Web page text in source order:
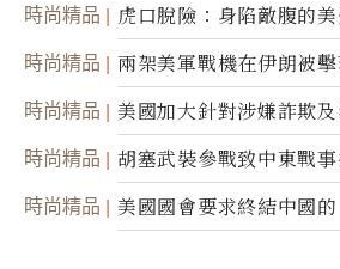
時尚精品 虎口脫險：身陷敵腹的
時尚精品
兩架美軍戰機在伊朗被
蹤
時尚精品
美國加大針對涉嫌詐欺
民權力度
時尚精品
胡塞武裝參戰致中東戰
面入侵的可能性
時尚精品 美國國會要求終結中國